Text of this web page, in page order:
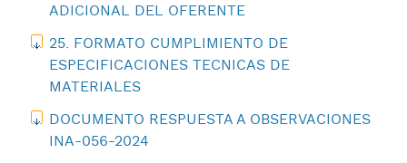
ADICIONAL DEL OFERENTE
25. FORMATO CUMPLIMIENTO DE
ESPECIFICACIONES TECNICAS DE
MATERIALES
DOCUMENTO RESPUESTA A OBSERVACIONES
INA-056-2024